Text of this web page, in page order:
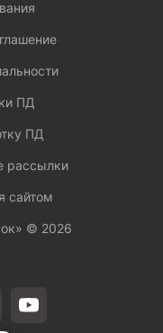
ПД
ПД
рассылки
сайтом
© 2026